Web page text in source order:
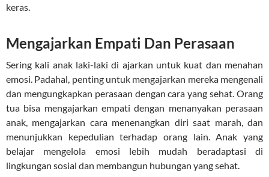
keras.
Mengajarkan Empati Dan Perasaan
Sering kali anak laki-laki di ajarkan untuk kuat dan menahan
emosi. Padahal, penting untuk mengajarkan mereka mengenali
dan mengungkapkan perasaan dengan cara yang sehat. Orang
tua bisa mengajarkan empati dengan menanyakan perasaan
anak, mengajarkan cara menenangkan diri saat marah, dan
menunjukkan kepedulian terhadap orang lain. Anak yang
belajar mengelola emosi lebih mudah beradaptasi di
lingkungan sosial dan membangun hubungan yang sehat.